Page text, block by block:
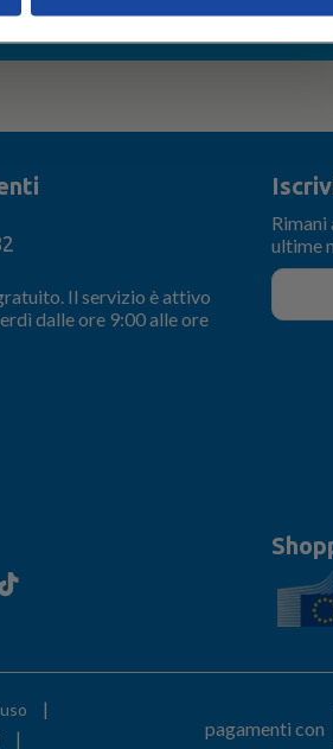
ultime
Il servizio è attivo
dalle ore 9:00 alle ore
pagamenti con
|
|